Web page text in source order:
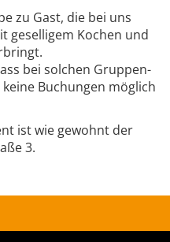
zu Gast, die bei uns
geselligem Kochen und
bei solchen Gruppen-
Buchungen möglich
ist wie gewohnt der
3.